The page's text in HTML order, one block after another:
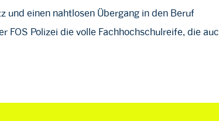
und einen nahtlosen Übergang in den Beruf
FOS Polizei die volle Fachhochschulreife, die